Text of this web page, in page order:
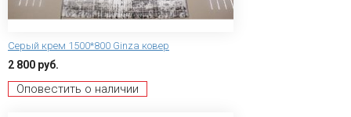
Серый крем 1500*800 Ginza ковер
2 800 руб.
Оповестить о наличии